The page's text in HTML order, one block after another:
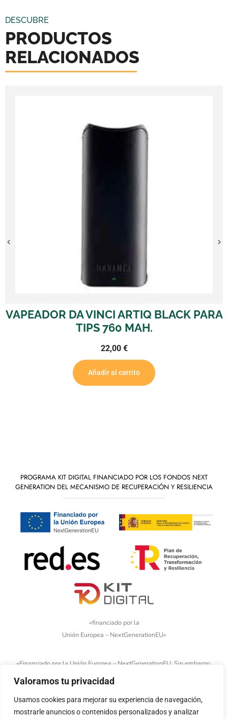
Valoramos tu privacidad
Usamos cookies para mejorar su experiencia de navegación,
mostrarle anuncios o contenidos personalizados y analizar
DESCUBRE
PRODUCTOS
RELACIONADOS
VAPEADOR DA VINCI ARTIQ BLACK PARA
TIPS 760 MAH.
22,00 €
Añadir al carrito
PROGRAMA KIT DIGITAL FINANCIADO POR LOS FONDOS NEXT
GENERATION DEL MECANISMO DE RECUPERACIÓN Y RESILIENCIA
«financiado por la
Unión Europea – NextGenerationEU»
«Financiado por la Unión Europea – NextGenerationEU. Sin embargo,
los puntos de vista y las opiniones expresadas son únicamente los
del autor o autores y no reflejan necesariamente los de la Unión
Europea o la Comisión Europea. Ni la Unión Europea ni la Comisión
Europea pueden ser consideradas responsables de las mismas»